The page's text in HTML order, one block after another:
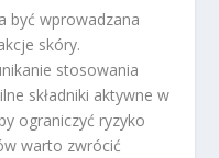
być wprowadzana
skóry.
stosowania
składniki aktywne w
ograniczyć ryzyko
warto zwrócić